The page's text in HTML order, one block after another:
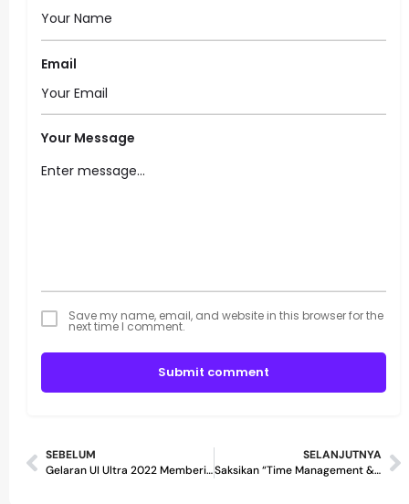
Email
Your Message
Save my name, email, and website in this browser for the
next time I comment.
Submit comment
SEBELUM
Gelaran UI Ultra 2022 Memberikan Sensasi Berlari di Malam Hari! #70KCHALLENGE
SELANJUTNYA
Saksikan “Time Management & Working Under Pressure” | Patokan 4